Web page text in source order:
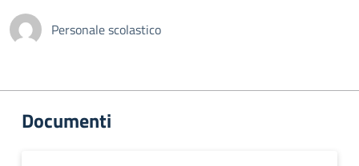
Personale scolastico
Documenti